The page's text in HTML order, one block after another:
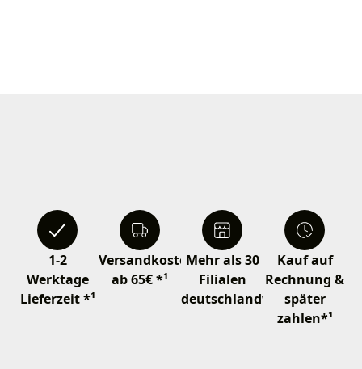
1-2
Werktage
Lieferzeit *¹
Versandkostenfrei
ab 65€ *¹
Mehr als 30
Filialen
deutschlandweit
Kauf auf
Rechnung &
später
zahlen*¹